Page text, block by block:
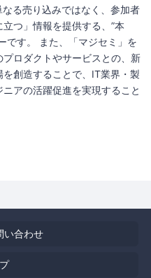
る売り込みではなく、参加者
つ」情報を提供する、”本
です。 また、「マジセミ」を
ロダクトやサービスとの、新
創造することで、IT業界・製
アの活躍促進を実現すること
い合わせ